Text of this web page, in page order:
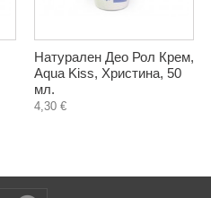
Натурален Део Рол Крем,
Aqua Kiss, Христина, 50
мл.
4,30 €